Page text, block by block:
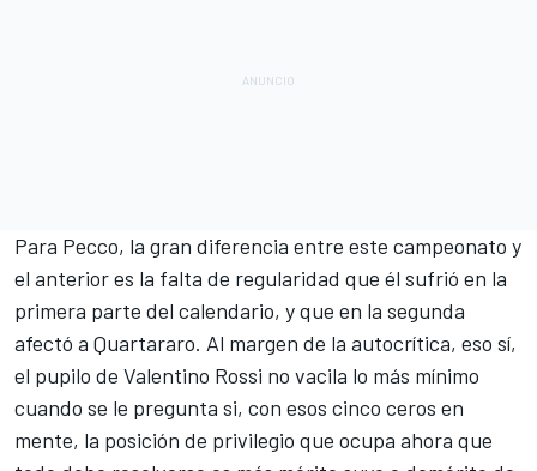
Para Pecco, la gran diferencia entre este campeonato y
el anterior es la falta de regularidad que él sufrió en la
primera parte del calendario, y que en la segunda
afectó a Quartararo. Al margen de la autocrítica, eso sí,
el pupilo de Valentino Rossi no vacila lo más mínimo
cuando se le pregunta si, con esos cinco ceros en
mente, la posición de privilegio que ocupa ahora que